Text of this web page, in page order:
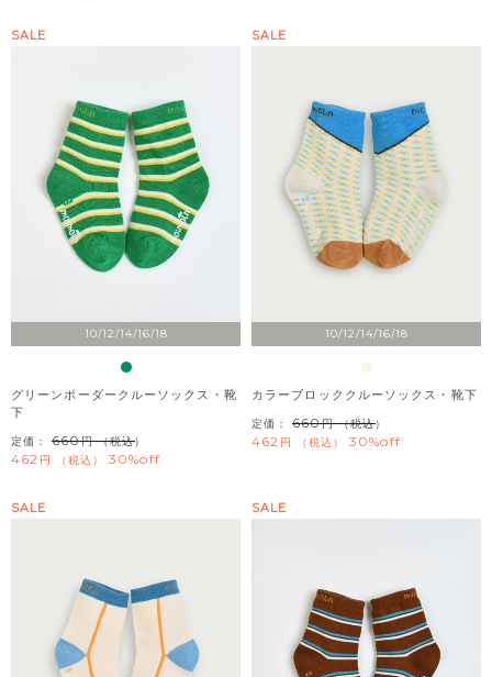
10/12/14/16/18
SALE
グリーンボーダークルーソックス・靴
下
定価： 660 （税込）
462 税込 30%off
10/12/14/16/18
SALE
カラーブロッククルーソックス・靴下
定価： 660 （税込）
462 税込 30%off
SALE SALE